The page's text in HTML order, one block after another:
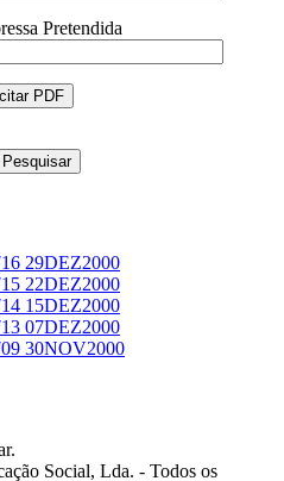
Pretendida
Pesquisar
29DEZ2000
22DEZ2000
15DEZ2000
07DEZ2000
30NOV2000
Social, Lda. - Todos os